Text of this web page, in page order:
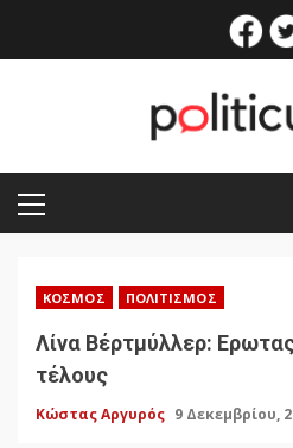
PRIMARY
MENU
ΚΌΣΜΟΣ ΠΟΛΙΤΙΣΜΌΣ
Λίνα Βέρτμύλλερ:
τέλους
Κώστας Αργυρός 9 Δεκεμβρίου,